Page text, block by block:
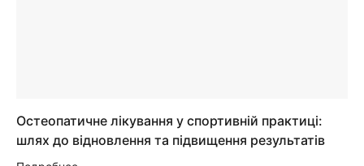
Остеопатичне лікування у спортивній практиці:
шлях до відновлення та підвищення результатів